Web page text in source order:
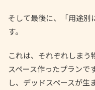
そして最後に、「用途別
す。
これは、それぞれしま
スペース作ったプランで
し、デッドスペースが生